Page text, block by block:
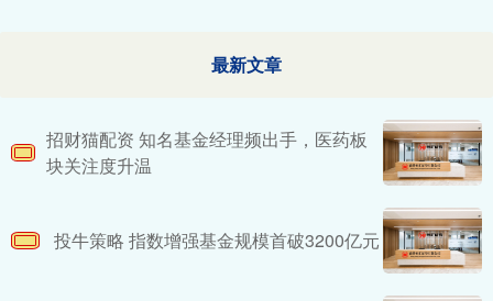
最新文章
招财猫配资 知名基金经理频出手，医药板
块关注度升温
投牛策略 指数增强基金规模首破3200亿元